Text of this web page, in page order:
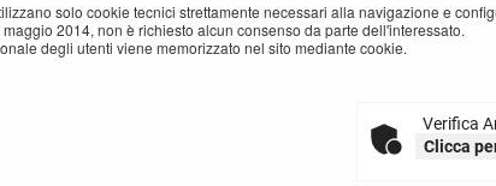
solo cookie tecnici strettamente necessari alla navigazione e
2014, non è richiesto alcun consenso da parte dell'interessato.
degli utenti viene memorizzato nel sito mediante cookie.
Verifica
Clicca
ESITI AFFIDAMENTI